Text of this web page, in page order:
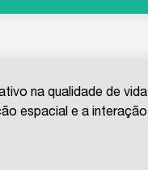
na qualidade de
espacial e a